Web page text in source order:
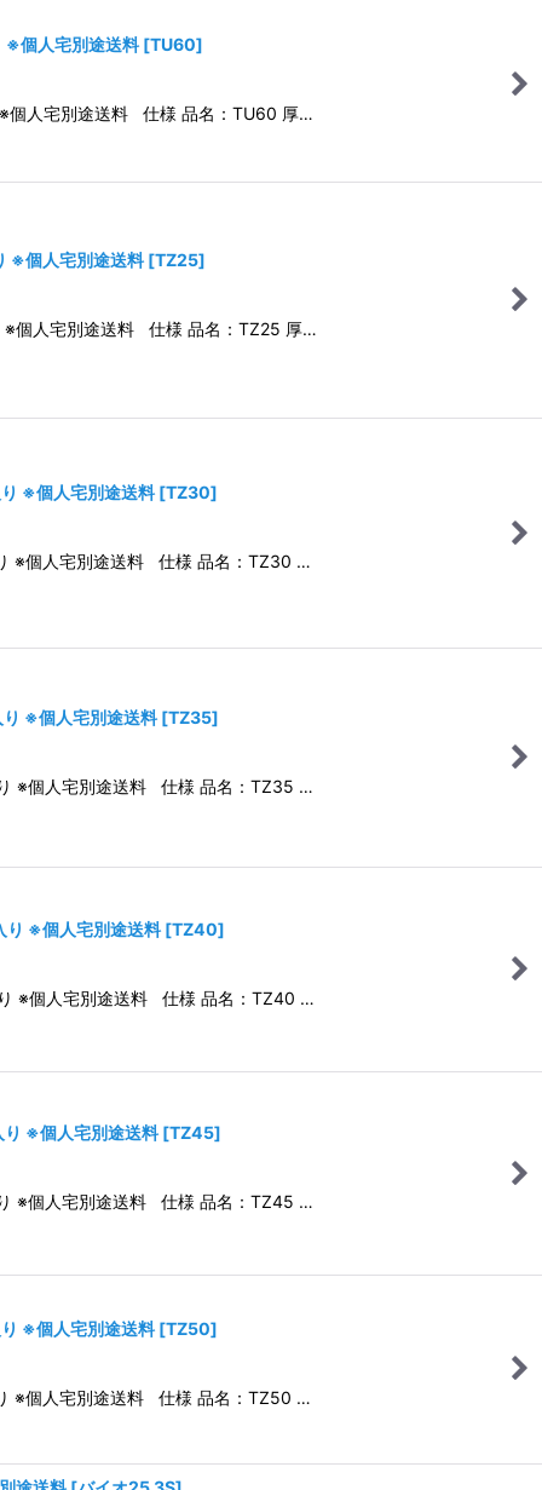
※個人宅別途送料 [TU60]
個人宅別途送料 仕様 品名：TU60 厚…
※個人宅別途送料 [TZ25]
※個人宅別途送料 仕様 品名：TZ25 厚…
※個人宅別途送料 [TZ30]
※個人宅別途送料 仕様 品名：TZ30 …
※個人宅別途送料 [TZ35]
※個人宅別途送料 仕様 品名：TZ35 …
※個人宅別途送料 [TZ40]
※個人宅別途送料 仕様 品名：TZ40 …
※個人宅別途送料 [TZ45]
※個人宅別途送料 仕様 品名：TZ45 …
※個人宅別途送料 [TZ50]
※個人宅別途送料 仕様 品名：TZ50 …